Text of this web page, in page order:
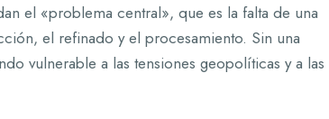
el «problema central», que es la falta de una
el refinado y el procesamiento. Sin una
vulnerable a las tensiones geopolíticas y a las